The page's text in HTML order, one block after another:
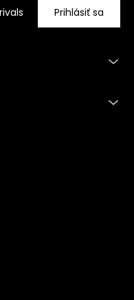
Prihlásiť sa